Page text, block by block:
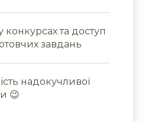
конкурсах та доступ
завдань
надокучливої
😉